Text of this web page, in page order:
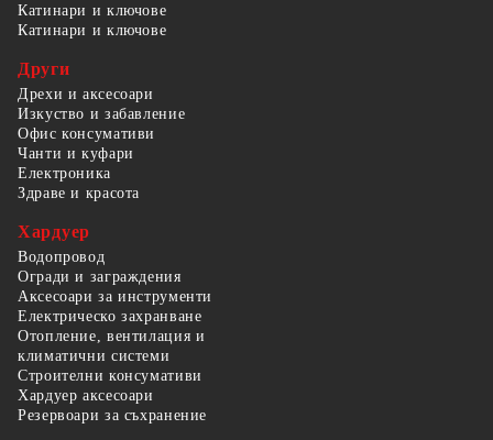
Катинари и ключове
Катинари и ключове
Други
Дрехи и аксесоари
Изкуство и забавление
Офис консумативи
Чанти и куфари
Електроника
Здраве и красота
Хардуер
Водопровод
Огради и заграждения
Аксесоари за инструменти
Електрическо захранване
Отопление, вентилация и
климатични системи
Строителни консумативи
Хардуер аксесоари
Резервоари за съхранение